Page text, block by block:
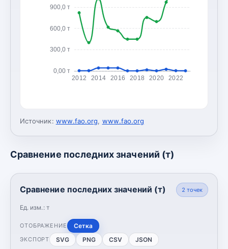
0,00 т
300,0 т
600,0 т
900,0 т
2012 2014 2016 2018 2020 2022
Источник: www.fao.org, www.fao.org
Сравнение последних значений (т)
Сравнение последних значений (т)
Ед. изм.: т
2 точек
ОТОБРАЖЕНИЕ Сетка
ЭКСПОРТ SVG PNG CSV JSON